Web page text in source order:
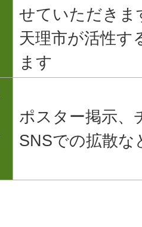
せていただきま
天理市が活性す
ます
ポスター掲示、
SNSでの拡散な